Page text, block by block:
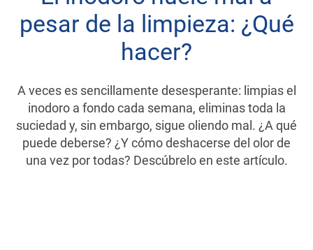
pesar de la limpieza: ¿Qué
hacer?
A veces es sencillamente desesperante: limpias el
inodoro a fondo cada semana, eliminas toda la
suciedad y, sin embargo, sigue oliendo mal. ¿A qué
puede deberse? ¿Y cómo deshacerse del olor de
una vez por todas? Descúbrelo en este artículo.